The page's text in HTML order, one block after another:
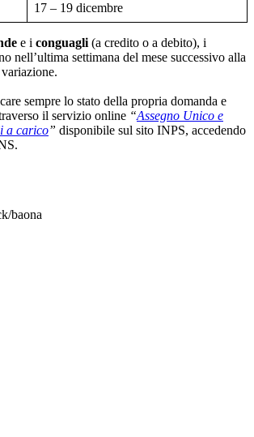
17 – 19 dicembre
e i conguagli (a credito o a debito), i
nell’ultima settimana del mese successivo alla
sempre lo stato della propria domanda e
il servizio online “Assegno Unico e
a carico” disponibile sul sito INPS, accedendo
baona